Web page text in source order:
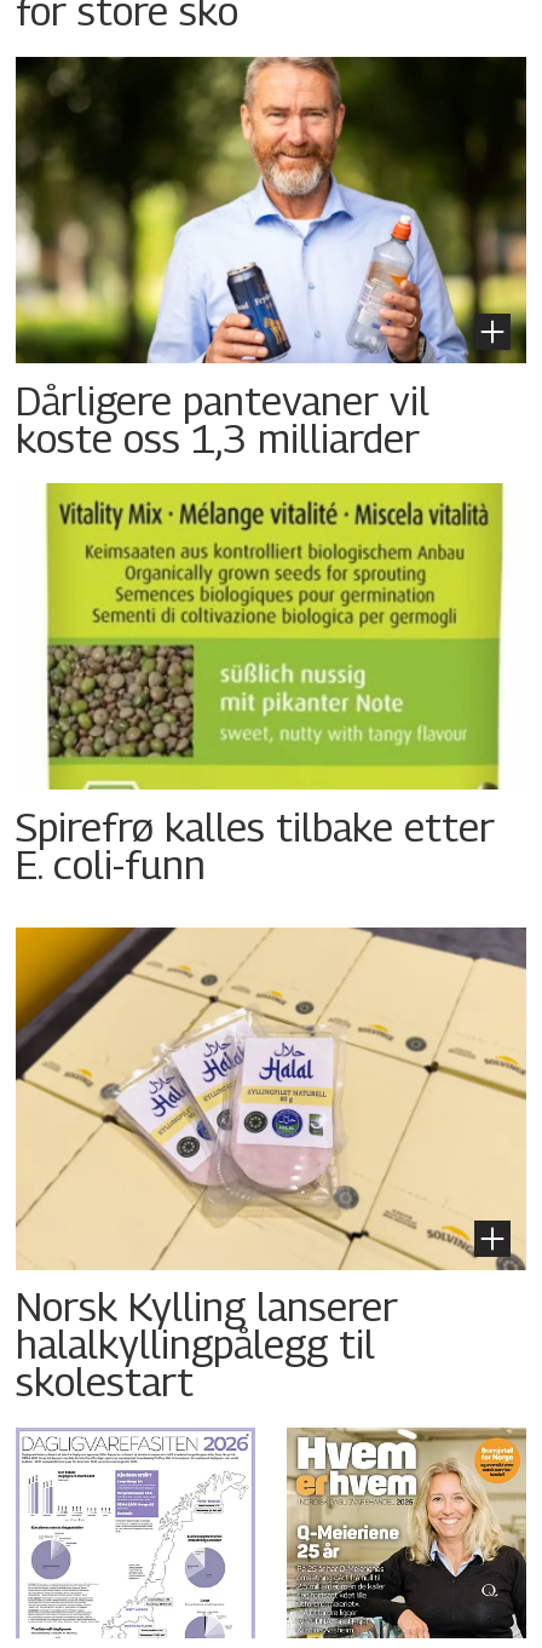
for store sko
Dårligere pantevaner vil
koste oss 1,3 milliarder
Spirefrø kalles tilbake etter
E. coli-funn
Norsk Kylling lanserer
halalkyllingpålegg til
skolestart